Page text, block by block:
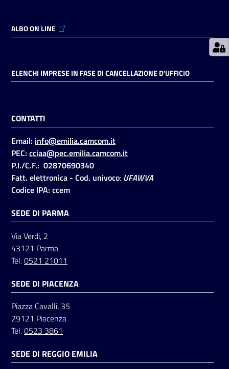
Accedi
Seguici
su
ALBO ON LINE
ELENCHI IMPRESE IN FASE DI CANCELLAZIONE D'UFFICIO
CONTATTI
Email: info@emilia.camcom.it
PEC: cciaa@pec.emilia.camcom.it
P.I./C.F.: 02870690340
Fatt. elettronica - Cod. univoco: UFAWVA
Codice IPA: ccem
SEDE DI PARMA
Via Verdi, 2
43121 Parma
Tel.0521 21011
SEDE DI PIACENZA
Piazza Cavalli, 35
29121 Piacenza
Tel.0523 3861
SEDE DI REGGIO EMILIA